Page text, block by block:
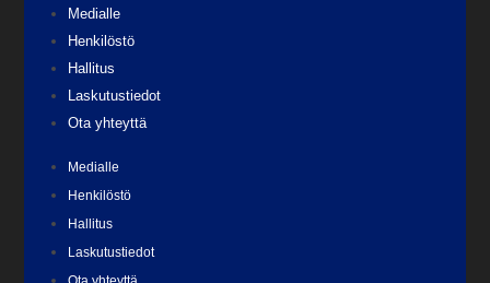
Medialle
Henkilöstö
Hallitus
Laskutustiedot
Ota yhteyttä
Medialle
Henkilöstö
Hallitus
Laskutustiedot